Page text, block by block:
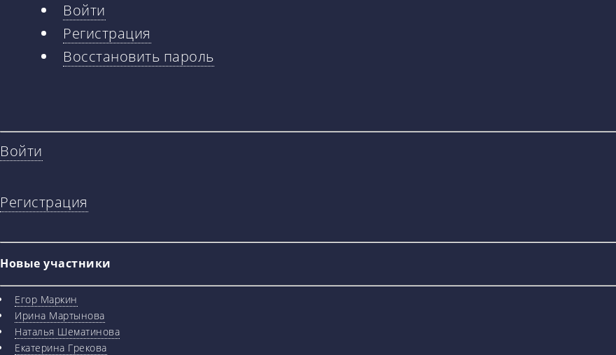
Главные
вкладки
Войти
Регистрация
Восстановить пароль
Войти
Регистрация
Новые участники
Егор Маркин
Ирина Мартынова
Наталья Шематинова
Екатерина Грекова